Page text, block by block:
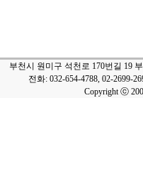
부천시 원미구 석천로 170번길 19
전화: 032-654-4788, 02-2699-
Copyright ⓒ